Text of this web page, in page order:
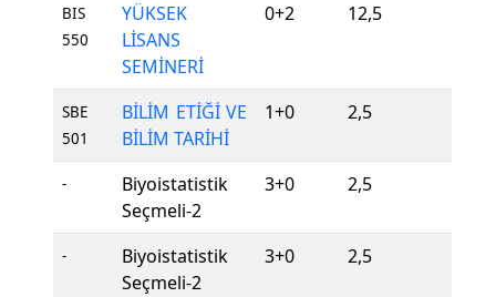
BIS
550
YÜKSEK
LİSANS
SEMİNERİ
0+2 12,5
SBE
501
BİLİM ETİĞİ VE
BİLİM TARİHİ
1+0 2,5
-
Biyoistatistik
Seçmeli-2
3+0 2,5
-
Biyoistatistik
Seçmeli-2
3+0 2,5